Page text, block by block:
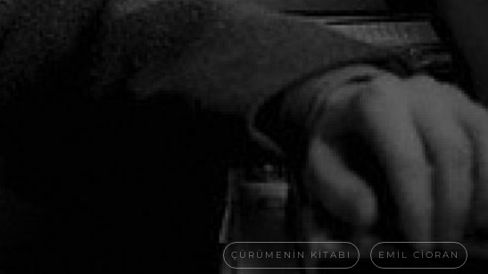
ÇÜRÜMENIN KITABI EMIL CIORAN